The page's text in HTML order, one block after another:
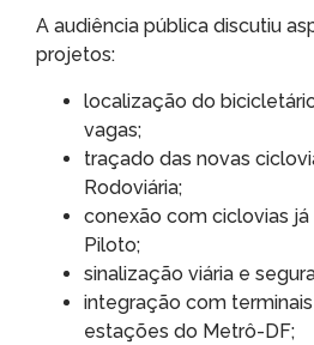
A audiência pública discutiu
projetos:
localização do
vagas;
traçado das novas
Rodoviária;
conexão com ciclovias
Piloto;
sinalização viária e
integração com
estações do Metrô-DF;